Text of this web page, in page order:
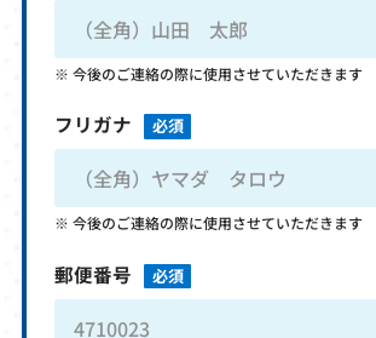
今後のご連絡の際に使用させていただきます
フリガナ 必須
今後のご連絡の際に使用させていただきます
郵便番号 必須